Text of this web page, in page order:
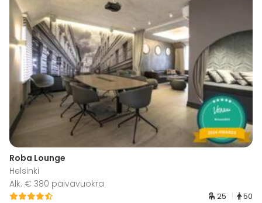
Roba Lounge
Helsinki
Alk. € 380 päivävuokra
25 50